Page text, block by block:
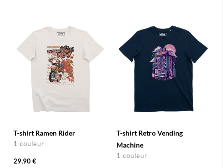
T-shirt Ramen Rider
1 couleur
29,90 €
T-shirt Retro Vending
Machine
1 couleur